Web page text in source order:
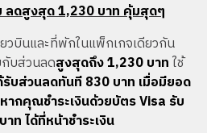
ลดสูงสุด 1,230 บาท คุ้มสุดๆ
วบินและที่พักในแพ็กเกจเดียวกัน
บส่วนลดสูงสุดถึง 1,230 บาทใช้
บส่วนลดทันที 830 บาท เมื่อมียอด
หากคุณชำระเงินด้วยบัตร Visa รับ
ท ได้ที่หน้าชำระเงิน